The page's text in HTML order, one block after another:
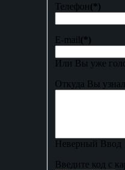
Телефон(*)
E-mail(*)
Или Вы уже
Откуда Вы
Неверный Ввод
Введите код с